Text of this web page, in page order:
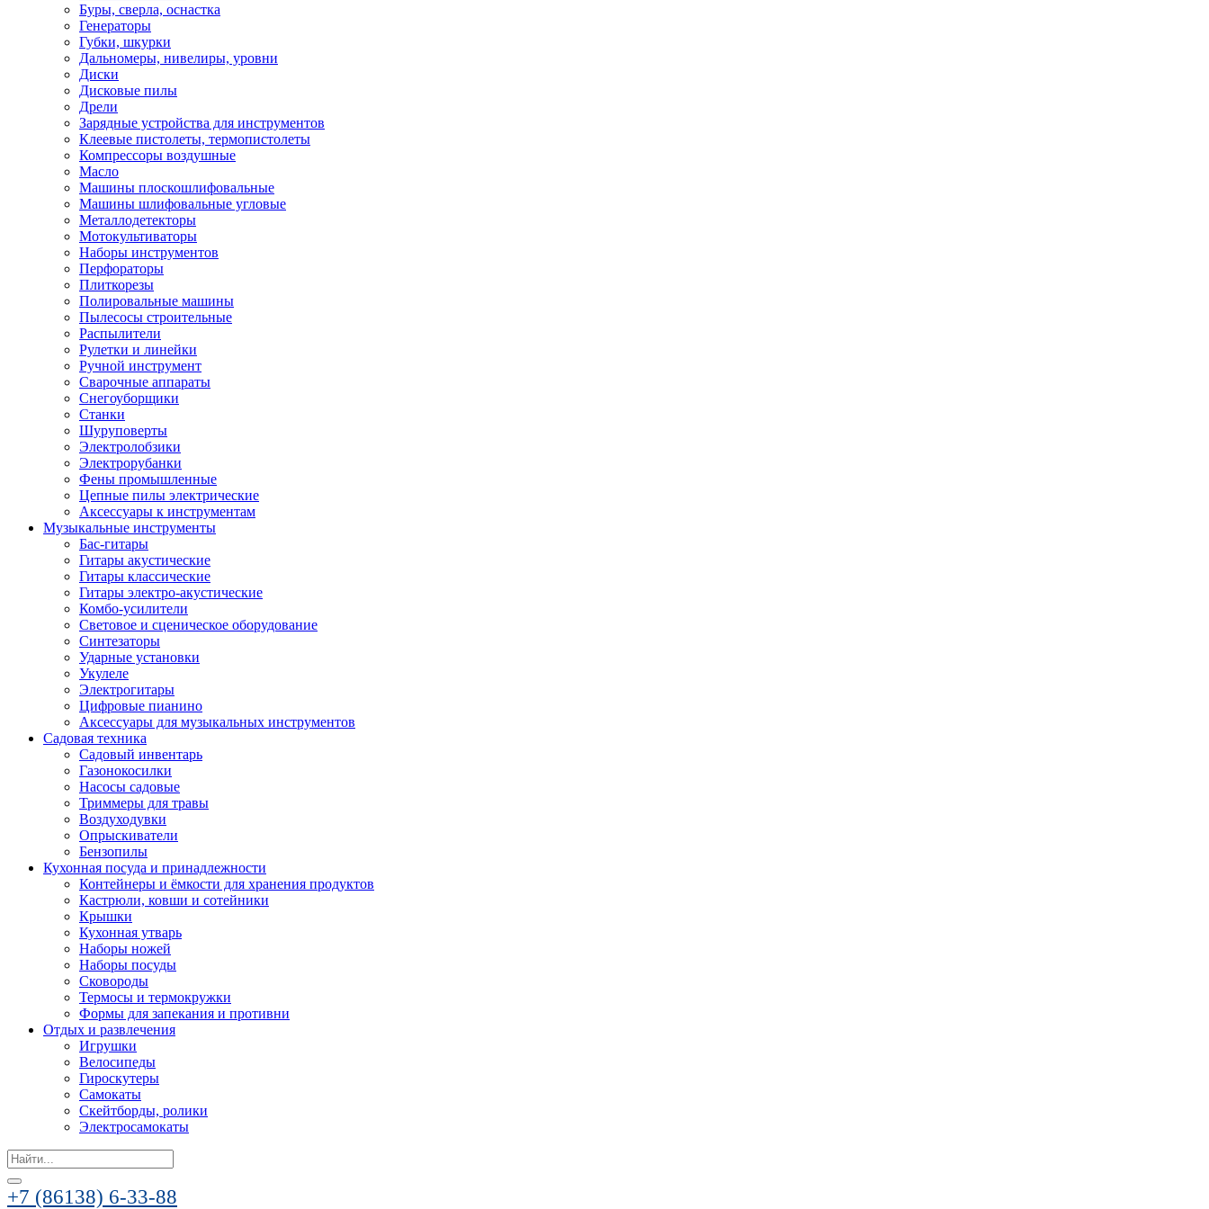
Буры, сверла, оснастка
Генераторы
Губки, шкурки
Дальномеры, нивелиры, уровни
Диски
Дисковые пилы
Дрели
Зарядные устройства для инструментов
Клеевые пистолеты, термопистолеты
Компрессоры воздушные
Масло
Машины плоскошлифовальные
Машины шлифовальные угловые
Металлодетекторы
Мотокультиваторы
Наборы инструментов
Перфораторы
Плиткорезы
Полировальные машины
Пылесосы строительные
Распылители
Рулетки и линейки
Ручной инструмент
Сварочные аппараты
Снегоуборщики
Станки
Шуруповерты
Электролобзики
Электрорубанки
Фены промышленные
Цепные пилы электрические
Аксессуары к инструментам
Музыкальные инструменты
Бас-гитары
Гитары акустические
Гитары классические
Гитары электро-акустические
Комбо-усилители
Световое и сценическое оборудование
Синтезаторы
Ударные установки
Укулеле
Электрогитары
Цифровые пианино
Аксессуары для музыкальных инструментов
Садовая техника
Садовый инвентарь
Газонокосилки
Насосы садовые
Триммеры для травы
Воздуходувки
Опрыскиватели
Бензопилы
Кухонная посуда и принадлежности
Контейнеры и ёмкости для хранения продуктов
Кастрюли, ковши и сотейники
Крышки
Кухонная утварь
Наборы ножей
Наборы посуды
Сковороды
Термосы и термокружки
Формы для запекания и противни
Отдых и развлечения
Игрушки
Велосипеды
Гироскутеры
Самокаты
Скейтборды, ролики
Электросамокаты
Search
for:
+7 (86138) 6-33-88